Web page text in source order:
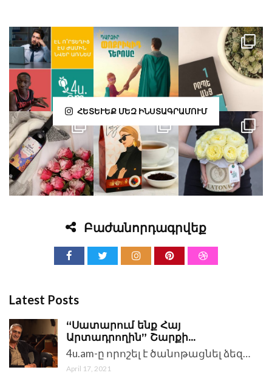
ՀԵՏԵՒԵՔ ՄԵԶ ԻՆՍՏԱԳՐԱՄՈՒՄ
Բաժանորդագրվեք
Latest Posts
“Սատարում ենք Հայ
Արտադրողին” Շարքի...
4u.am-ը որոշել է ծանոթացնել ձեզ…
April 17, 2021